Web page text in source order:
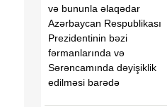
və bununla əlaqədar
Azərbaycan Respublikası
Prezidentinin bəzi
fərmanlarında və
Sərəncamında dəyişiklik
edilməsi barədə